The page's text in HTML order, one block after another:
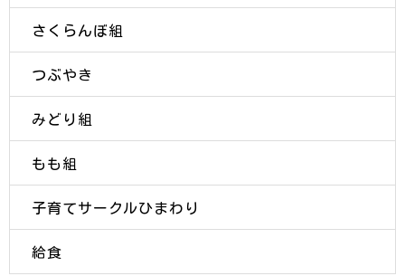
さくらんぼ組
つぶやき
みどり組
もも組
子育てサークルひまわり
給食